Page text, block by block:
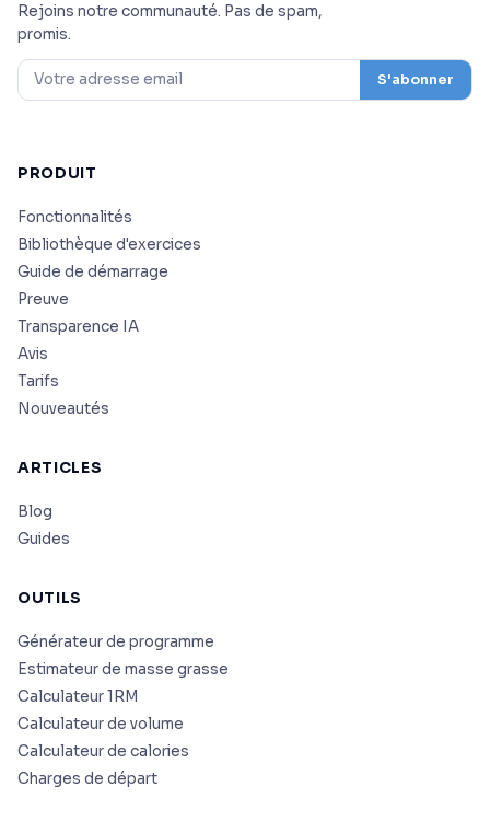
Rejoins notre communauté. Pas de spam,
promis.
S'abonner
PRODUIT
Fonctionnalités
Bibliothèque d'exercices
Guide de démarrage
Preuve
Transparence IA
Avis
Tarifs
Nouveautés
ARTICLES
Blog
Guides
OUTILS
Générateur de programme
Estimateur de masse grasse
Calculateur 1RM
Calculateur de volume
Calculateur de calories
Charges de départ